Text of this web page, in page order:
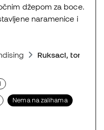
džepom za boce.
naramenice i
Ruksaci, torbe i
Nema na zalihama